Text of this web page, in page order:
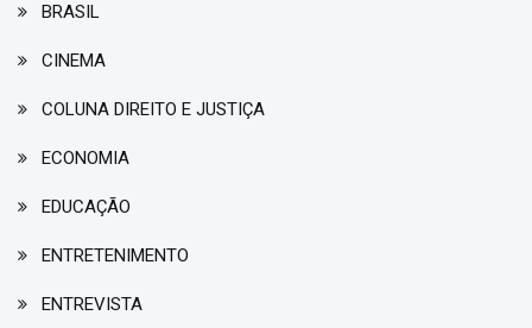
BRASIL
CINEMA
COLUNA DIREITO E JUSTIÇA
ECONOMIA
EDUCAÇÃO
ENTRETENIMENTO
ENTREVISTA